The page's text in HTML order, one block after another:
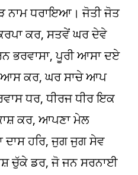
ਨਾਮ ਧਰਾਇਆ। ਜੋਤੀ ਜੋਤ
ਕਰ, ਸਤਵੇਂ ਘਰ ਦੇਵੇ
ਭਰਵਾਸਾ, ਪੂਰੀ ਆਸਾ ਦਏ
ਕਰ, ਘਰ ਸਾਚੇ ਆਪ
ਧਰ, ਧੀਰਜ ਧੀਰ ਇਕ
ਕਰ, ਆਪਣਾ ਮੇਲ
ਦਾਸ ਹਰਿ, ਜੁਗ ਜੁਗ ਸੇਵ
ਚੁੱਕੇ ਡਰ, ਜੋ ਜਨ ਸਰਨਾਈ